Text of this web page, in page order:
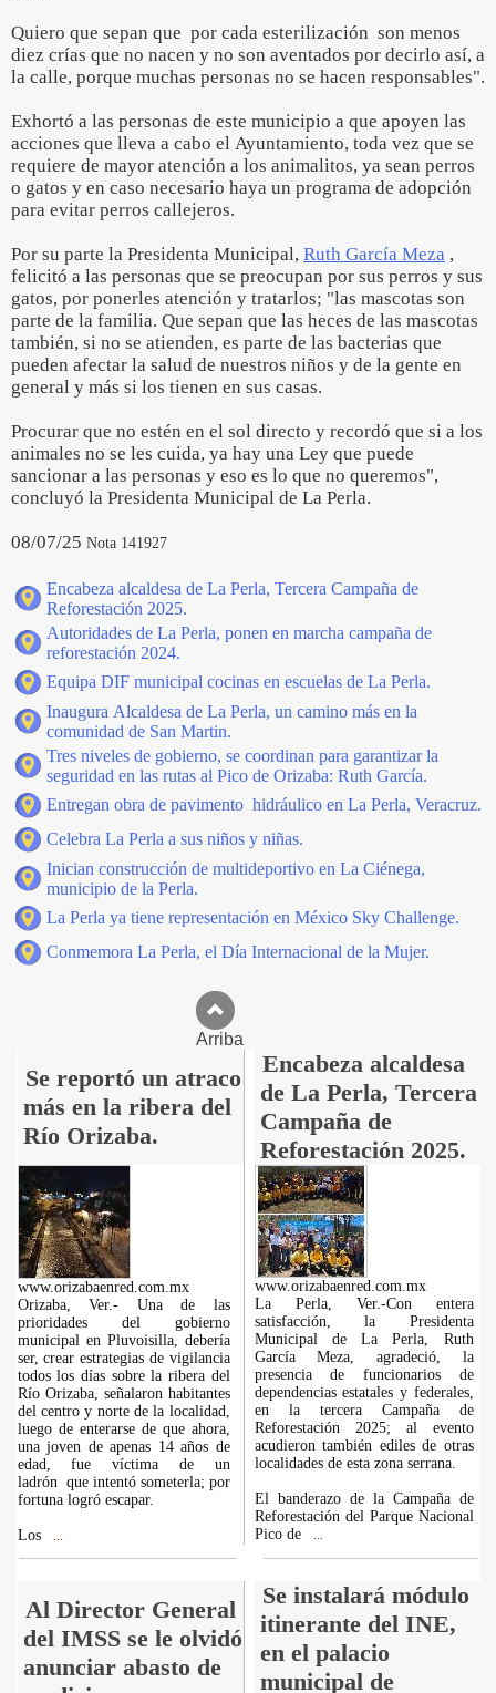
Quiero que sepan que por cada esterilización son menos
diez crías que no nacen y no son aventados por decirlo así, a
la calle, porque muchas personas no se hacen responsables".
Exhortó a las personas de este municipio a que apoyen las
acciones que lleva a cabo el Ayuntamiento, toda vez que se
requiere de mayor atención a los animalitos, ya sean perros
o gatos y en caso necesario haya un programa de adopción
para evitar perros callejeros.
Por su parte la Presidenta Municipal, Ruth García Meza ,
felicitó a las personas que se preocupan por sus perros y sus
gatos, por ponerles atención y tratarlos; "las mascotas son
parte de la familia. Que sepan que las heces de las mascotas
también, si no se atienden, es parte de las bacterias que
pueden afectar la salud de nuestros niños y de la gente en
general y más si los tienen en sus casas.
Procurar que no estén en el sol directo y recordó que si a los
animales no se les cuida, ya hay una Ley que puede
sancionar a las personas y eso es lo que no queremos",
concluyó la Presidenta Municipal de La Perla.
08/07/25 Nota 141927
Encabeza alcaldesa de La Perla, Tercera Campaña de
Reforestación 2025.
Autoridades de La Perla, ponen en marcha campaña de
reforestación 2024.
Equipa DIF municipal cocinas en escuelas de La Perla.
Inaugura Alcaldesa de La Perla, un camino más en la
comunidad de San Martin.
Tres niveles de gobierno, se coordinan para garantizar la
seguridad en las rutas al Pico de Orizaba: Ruth García.
Entregan obra de pavimento hidráulico en La Perla, Veracruz.
Celebra La Perla a sus niños y niñas.
Inician construcción de multideportivo en La Ciénega,
municipio de la Perla.
La Perla ya tiene representación en México Sky Challenge.
Conmemora La Perla, el Día Internacional de la Mujer.
Arriba
Se reportó un atraco
más en la ribera del
Río Orizaba.
Encabeza alcaldesa
de La Perla, Tercera
Campaña de
Reforestación 2025.
www.orizabaenred.com.mx
Orizaba, Ver.- Una de las
prioridades del gobierno
municipal en Pluvoisilla, debería
ser, crear estrategias de vigilancia
todos los días sobre la ribera del
Río Orizaba, señalaron habitantes
del centro y norte de la localidad,
luego de enterarse de que ahora,
una joven de apenas 14 años de
edad, fue víctima de un
ladrón que intentó someterla; por
fortuna logró escapar.
Los
www.orizabaenred.com.mx
La Perla, Ver.-Con entera
satisfacción, la Presidenta
Municipal de La Perla, Ruth
García Meza, agradeció, la
presencia de funcionarios de
dependencias estatales y federales,
en la tercera Campaña de
Reforestación 2025; al evento
acudieron también ediles de otras
localidades de esta zona serrana.
El banderazo de la Campaña de
Reforestación del Parque Nacional
Pico de
Al Director General
del IMSS se le olvidó
anunciar abasto de
Se instalará módulo
itinerante del INE,
en el palacio
municipal de